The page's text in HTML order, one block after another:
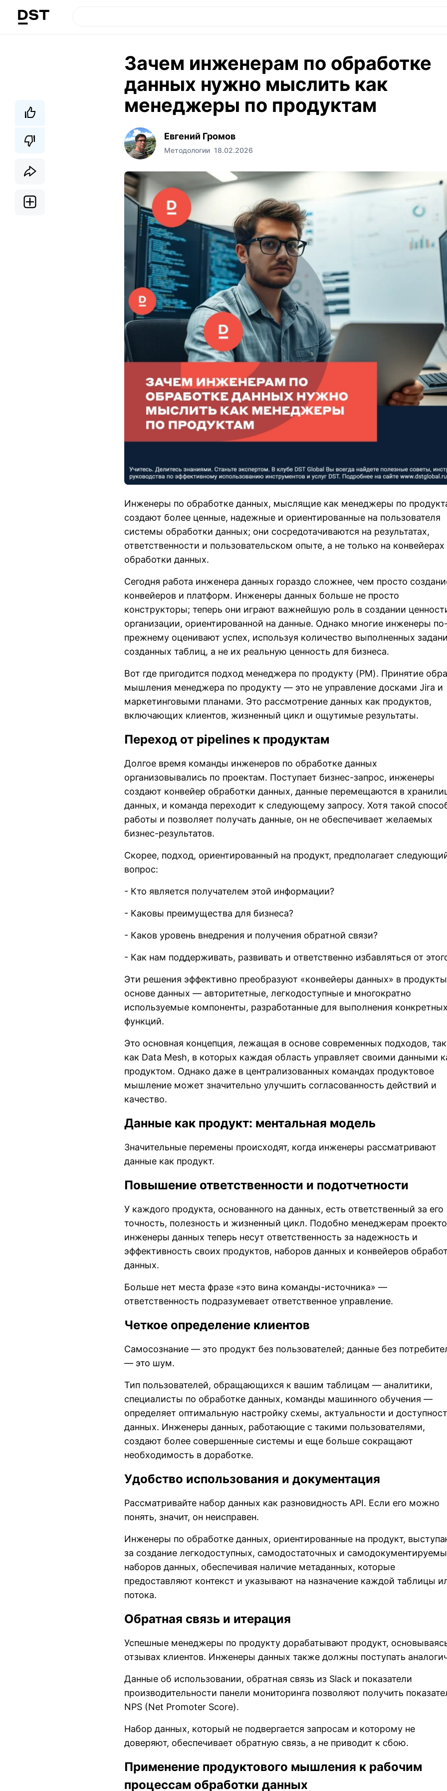
Зачем инженерам по обработке
данных нужно мыслить как
менеджеры по продуктам
Евгений Громов
Методологии 18.02.2026
Инженеры по обработке данных, мыслящие как менеджеры по
создают более ценные, надежные и ориентированные на пользователя
системы обработки данных; они сосредотачиваются на результатах,
ответственности и пользовательском опыте, а не только на конвейерах
обработки данных.
Сегодня работа инженера данных гораздо сложнее, чем просто
конвейеров и платформ. Инженеры данных больше не просто
конструкторы; теперь они играют важнейшую роль в создании
организации, ориентированной на данные. Однако многие инженеры по-
прежнему оценивают успех, используя количество выполненных
созданных таблиц, а не их реальную ценность для бизнеса.
Вот где пригодится подход менеджера по продукту (PM). Принятие
мышления менеджера по продукту — это не управление досками Jira и
маркетинговыми планами. Это рассмотрение данных как продуктов,
включающих клиентов, жизненный цикл и ощутимые результаты.
Переход от pipelines к продуктам
Долгое время команды инженеров по обработке данных
организовывались по проектам. Поступает бизнес-запрос, инженеры
создают конвейер обработки данных, данные перемещаются в
данных, и команда переходит к следующему запросу. Хотя такой
работы и позволяет получать данные, он не обеспечивает желаемых
бизнес-результатов.
Скорее, подход, ориентированный на продукт, предполагает
вопрос:
- Кто является получателем этой информации?
- Каковы преимущества для бизнеса?
- Каков уровень внедрения и получения обратной связи?
- Как нам поддерживать, развивать и ответственно избавляться от
Эти решения эффективно преобразуют «конвейеры данных» в
основе данных — авторитетные, легкодоступные и многократно
используемые компоненты, разработанные для выполнения конкретных
функций.
Это основная концепция, лежащая в основе современных подходов,
как Data Mesh, в которых каждая область управляет своими данными
продуктом. Однако даже в централизованных командах продуктовое
мышление может значительно улучшить согласованность действий и
качество.
Данные как продукт: ментальная модель
Значительные перемены происходят, когда инженеры рассматривают
данные как продукт.
Повышение ответственности и подотчетности
У каждого продукта, основанного на данных, есть ответственный за его
точность, полезность и жизненный цикл. Подобно менеджерам
инженеры данных теперь несут ответственность за надежность и
эффективность своих продуктов, наборов данных и конвейеров
данных.
Больше нет места фразе «это вина команды-источника» —
ответственность подразумевает ответственное управление.
Четкое определение клиентов
Самосознание — это продукт без пользователей; данные без
— это шум.
Тип пользователей, обращающихся к вашим таблицам — аналитики,
специалисты по обработке данных, команды машинного обучения —
определяет оптимальную настройку схемы, актуальности и
данных. Инженеры данных, работающие с такими пользователями,
создают более совершенные системы и еще больше сокращают
необходимость в доработке.
Удобство использования и документация
Рассматривайте набор данных как разновидность API. Если его можно
понять, значит, он неисправен.
Инженеры по обработке данных, ориентированные на продукт,
за создание легкодоступных, самодостаточных и
наборов данных, обеспечивая наличие метаданных, которые
предоставляют контекст и указывают на назначение каждой таблицы
потока.
Обратная связь и итерация
Успешные менеджеры по продукту дорабатывают продукт,
отзывах клиентов. Инженеры данных также должны поступать
Данные об использовании, обратная связь из Slack и показатели
производительности панели мониторинга позволяют получить
NPS (Net Promoter Score).
Набор данных, который не подвергается запросам и которому не
доверяют, обеспечивает обратную связь, а не приводит к сбою.
Применение продуктового мышления к рабочим
процессам обработки данных